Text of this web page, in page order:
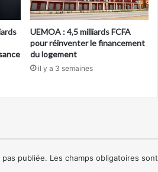
UEMOA : 4,5 milliards FCFA
pour réinventer le financement
du logement
il y a 3 semaines
publiée. Les champs obligatoires sont